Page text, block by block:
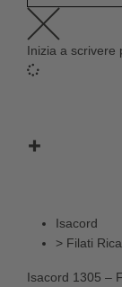
Inizia a scrivere
Isacord
> Filati
Isacord 1305 –